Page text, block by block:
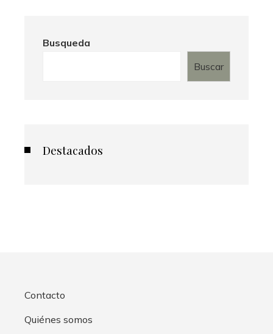
Busqueda
Buscar
Destacados
Contacto
Quiénes somos